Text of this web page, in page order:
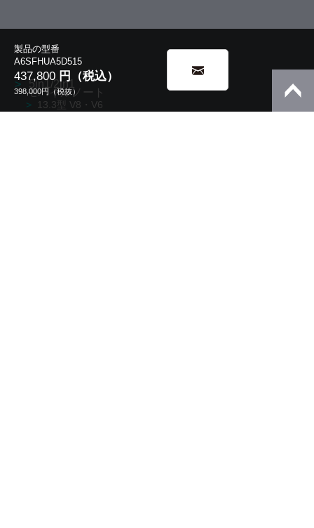
製品の型番
A6SFHUA5D515
437,800 円（税込）
398,000円（税抜）
5in1/2in1
モバイルノート
13.3型 V8・V6